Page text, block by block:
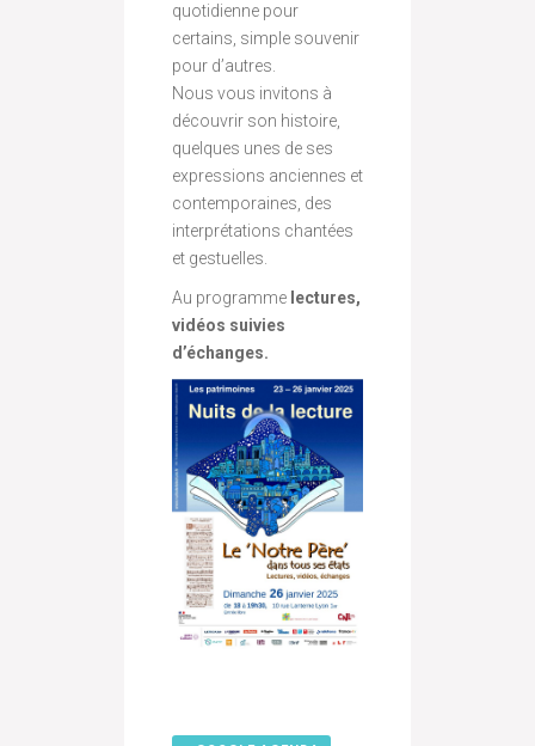
quotidienne pour
certains, simple souvenir
pour d’autres.
Nous vous invitons à
découvrir son histoire,
quelques unes de ses
expressions anciennes et
contemporaines, des
interprétations chantées
et gestuelles.
Au programme lectures,
vidéos suivies
d’échanges.